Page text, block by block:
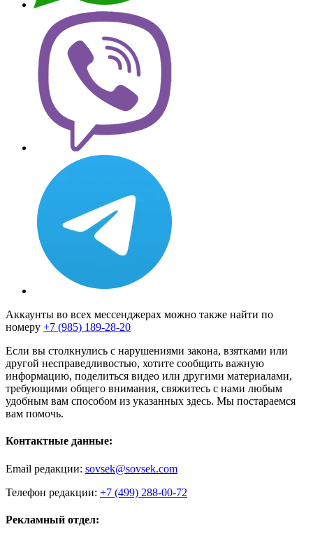
Аккаунты во всех мессенджерах можно также найти по
номеру +7 (985) 189-28-20
Если вы столкнулись с нарушениями закона, взятками или
другой несправедливостью, хотите сообщить важную
информацию, поделиться видео или другими материалами,
требующими общего внимания, свяжитесь с нами любым
удобным вам способом из указанных здесь. Мы постараемся
вам помочь.
Контактные данные:
Email редакции: sovsek@sovsek.com
Телефон редакции: +7 (499) 288-00-72
Рекламный отдел: